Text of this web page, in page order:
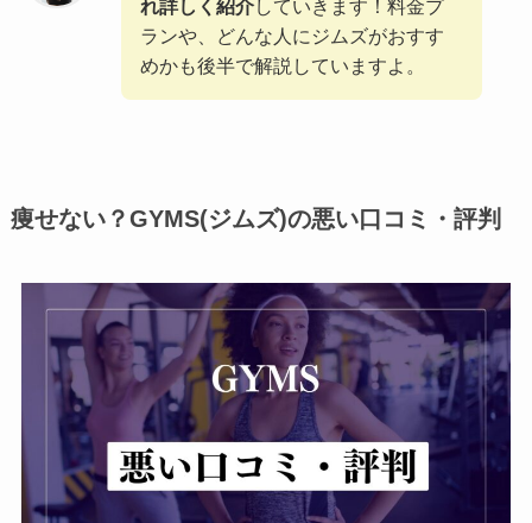
れ詳しく紹介していきます！料金プ
ランや、どんな人にジムズがおすす
めかも後半で解説していますよ。
痩せない？GYMS(ジムズ)の悪い口コミ・評判